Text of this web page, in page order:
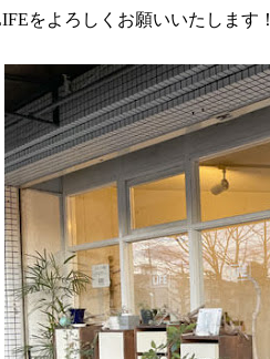
をよろしくお願いいたします！